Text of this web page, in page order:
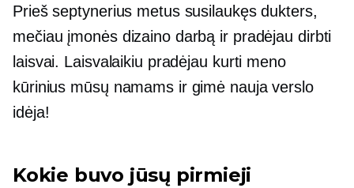
Prieš septynerius metus susilaukęs dukters,
mečiau įmonės dizaino darbą ir pradėjau dirbti
laisvai. Laisvalaikiu pradėjau kurti meno
kūrinius mūsų namams ir gimė nauja verslo
idėja!
Kokie buvo jūsų pirmieji